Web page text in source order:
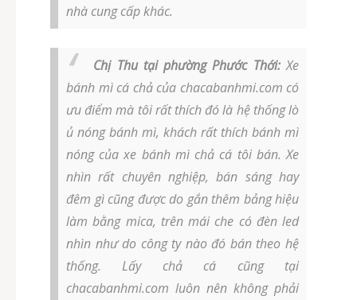
nhà cung cấp khác.
Chị Thu tại phường Phước Thới:Xe
bánh mì cá chả của chacabanhmi.com có
ưu điểm mà tôi rất thích đó là hệ thống lò
ủ nóng bánh mì, khách rất thích bánh mì
nóng của xe bánh mì chả cá tôi bán. Xe
nhìn rất chuyên nghiệp, bán sáng hay
đêm gì cũng được do gắn thêm bảng hiệu
làm bằng mica, trên mái che có đèn led
nhìn như do công ty nào đó bán theo hệ
thống. Lấy chả cá cũng tại
chacabanhmi.com luôn nên không phải